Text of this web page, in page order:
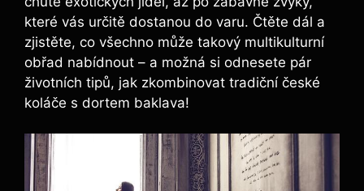
které vás určitě dostanou do varu. Čtěte dál a
zjistěte, co všechno může takový multikulturní
obřad nabídnout – a možná si odnesete pár
životních tipů, jak zkombinovat tradiční české
koláče s dortem baklava!